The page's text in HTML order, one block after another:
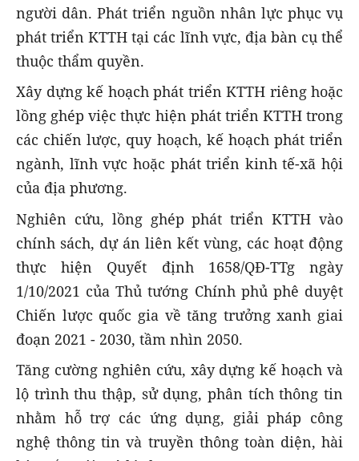
người dân. Phát triển nguồn nhân lực phục vụ
phát triển KTTH tại các lĩnh vực, địa bàn cụ thể
thuộc thẩm quyền.
Xây dựng kế hoạch phát triển KTTH riêng hoặc
lồng ghép việc thực hiện phát triển KTTH trong
các chiến lược, quy hoạch, kế hoạch phát triển
ngành, lĩnh vực hoặc phát triển kinh tế-xã hội
của địa phương.
Nghiên cứu, lồng ghép phát triển KTTH vào
chính sách, dự án liên kết vùng, các hoạt động
thực hiện Quyết định 1658/QĐ-TTg ngày
1/10/2021 của Thủ tướng Chính phủ phê duyệt
Chiến lược quốc gia về tăng trưởng xanh giai
đoạn 2021 - 2030, tầm nhìn 2050.
Tăng cường nghiên cứu, xây dựng kế hoạch và
lộ trình thu thập, sử dụng, phân tích thông tin
nhằm hỗ trợ các ứng dụng, giải pháp công
nghệ thông tin và truyền thông toàn diện, hài